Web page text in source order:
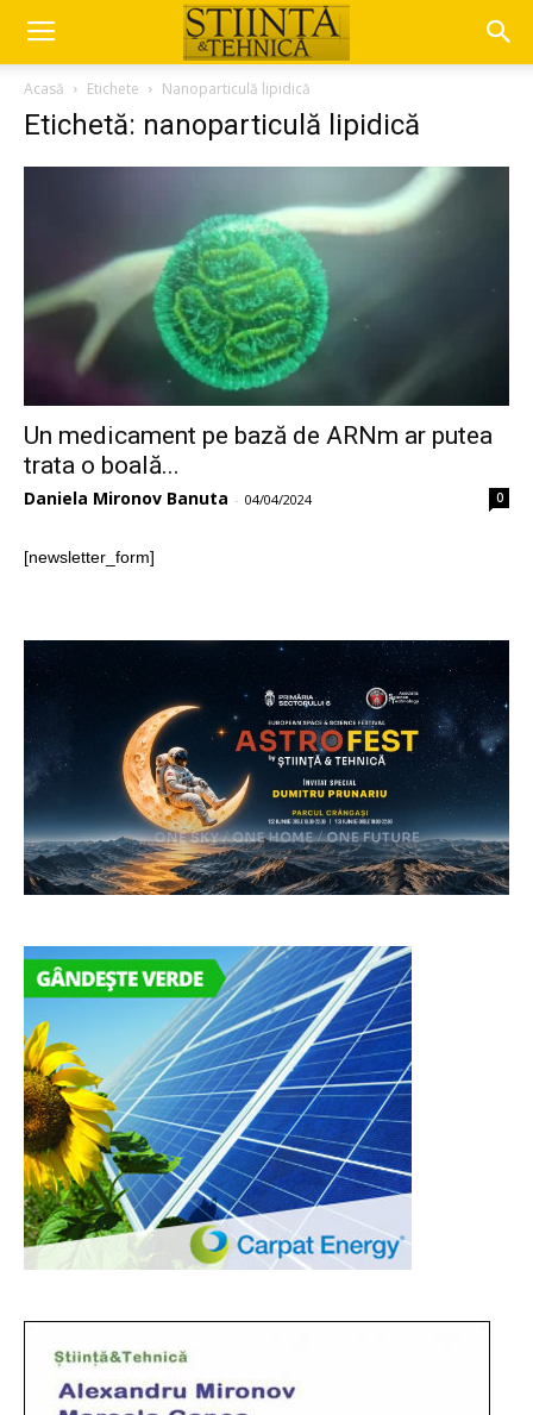
Acasă Etichete Nanoparticulă lipidică
Etichetă: nanoparticulă lipidică
Un medicament pe bază de ARNm ar putea
trata o boală...
Daniela Mironov Banuta - 04/04/2024 0
[newsletter_form]